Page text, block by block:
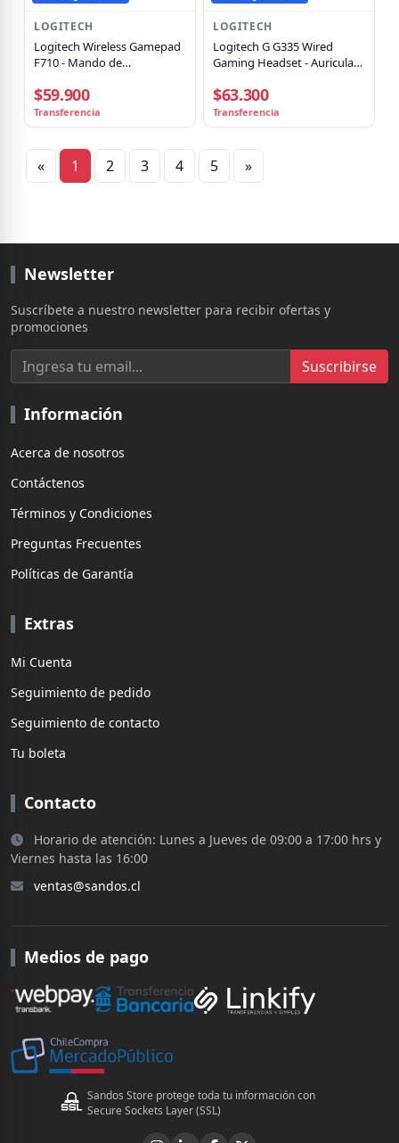
LOGITECH
Logitech Wireless Gamepad
F710 - Mando de
$59.900
Transferencia
LOGITECH
Logitech G G335 Wired
Gaming Headset - Auricular -
- conector de 3,5 mm -
menta - certificado Discord
$63.300
Transferencia
« 1 2 3 4 5 »
Newsletter
Suscríbete a nuestro newsletter para recibir ofertas y
promociones
Suscribirse
Información
Acerca de nosotros
Contáctenos
Términos y Condiciones
Preguntas Frecuentes
Políticas de Garantía
Extras
Mi Cuenta
Seguimiento de pedido
Seguimiento de contacto
Tu boleta
Contacto
Horario de atención: Lunes a Jueves de 09:00 a 17:00 hrs y
Viernes hasta las 16:00
ventas@sandos.cl
Medios de pago
Sandos Store protege toda tu información con
Secure Sockets Layer (SSL)